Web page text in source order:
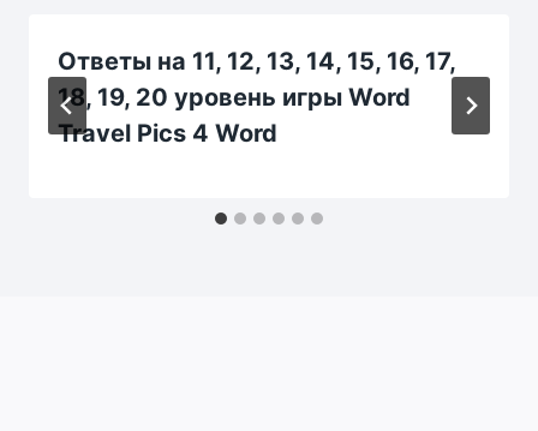
Ответы на 11, 12, 13, 14, 15, 16, 17,
18, 19, 20 уровень игры Word
Travel Pics 4 Word